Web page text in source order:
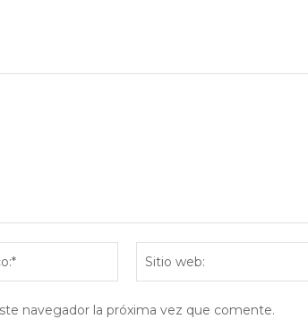
electrónico:*
navegador la próxima vez que comente.